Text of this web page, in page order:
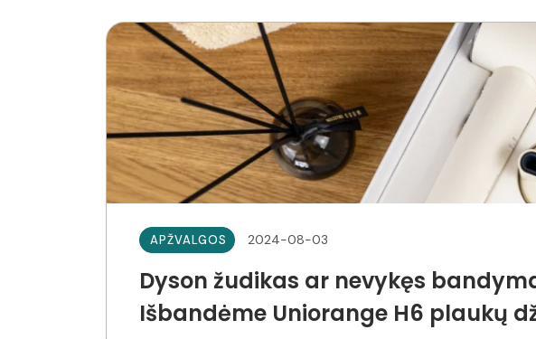
APŽVALGOS 2024-08-03
Dyson žudikas ar nevykęs
Išbandėme Uniorange H6 plaukų